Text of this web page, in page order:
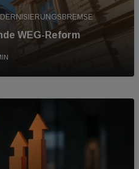
WEG-Reform